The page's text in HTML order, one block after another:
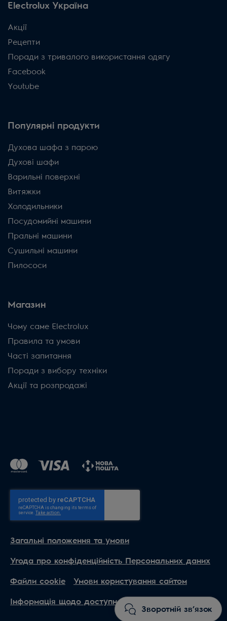
Зворотній зв’язок
Electrolux Україна
Акції
Рецепти
Поради з тривалого використання одягу
Facebook
Youtube
Популярні продукти
Духова шафа з парою
Духові шафи
Варильні поверхні
Витяжки
Холодильники
Посудомийні машини
Пральні машини
Сушильні машини
Пилососи
Магазин
Чому саме Electrolux
Правила та умови
Часті запитання
Поради з вибору техніки
Акції та розпродажі
Загальні положення та умови
Угода про конфіденційність Персональних даних
Файли cookie Умови користування сайтом
Інформація щодо доступності